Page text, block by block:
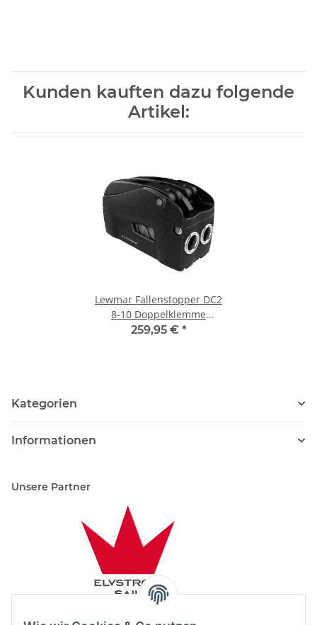
Kunden kauften dazu folgende
Artikel:
Lewmar Fallenstopper DC2
8-10 Doppelklemme
schwarz
259,95 € *
Kategorien
Informationen
Unsere Partner